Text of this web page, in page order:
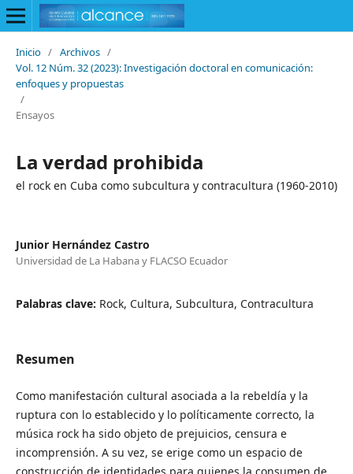
Inicio / Archivos /
Vol. 12 Núm. 32 (2023): Investigación doctoral en comunicación:
enfoques y propuestas
/
Ensayos
La verdad prohibida
el rock en Cuba como subcultura y contracultura (1960-2010)
Junior Hernández Castro
Universidad de La Habana y FLACSO Ecuador
Palabras clave: Rock, Cultura, Subcultura, Contracultura
Resumen
Como manifestación cultural asociada a la rebeldía y la
ruptura con lo establecido y lo políticamente correcto, la
música rock ha sido objeto de prejuicios, censura e
incomprensión. A su vez, se erige como un espacio de